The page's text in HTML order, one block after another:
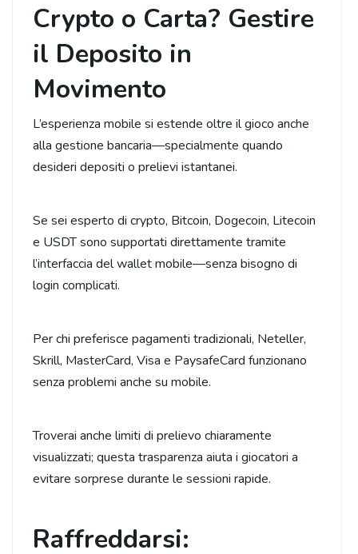
Crypto o Carta? Gestire
il Deposito in
Movimento
L’esperienza mobile si estende oltre il gioco anche
alla gestione bancaria—specialmente quando
desideri depositi o prelievi istantanei.
Se sei esperto di crypto, Bitcoin, Dogecoin, Litecoin
e USDT sono supportati direttamente tramite
l’interfaccia del wallet mobile—senza bisogno di
login complicati.
Per chi preferisce pagamenti tradizionali, Neteller,
Skrill, MasterCard, Visa e PaysafeCard funzionano
senza problemi anche su mobile.
Troverai anche limiti di prelievo chiaramente
visualizzati; questa trasparenza aiuta i giocatori a
evitare sorprese durante le sessioni rapide.
Raffreddarsi: